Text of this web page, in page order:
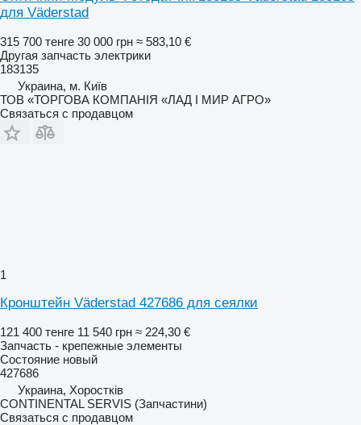
для Väderstad
315 700 тенге 30 000 грн ≈ 583,10 €
Другая запчасть электрики
183135
Украина, м. Київ
ТОВ «ТОРГОВА КОМПАНІЯ «ЛАД І МИР АГРО»
Связаться с продавцом
1
Кронштейн Väderstad 427686 для сеялки
121 400 тенге 11 540 грн ≈ 224,30 €
Запчасть - крепежные элементы
Состояние новый
427686
Украина, Хоростків
CONTINENTAL SERVIS (Запчастини)
Связаться с продавцом